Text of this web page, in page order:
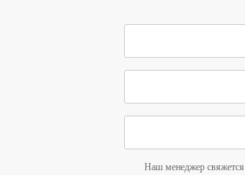
Наш менеджер